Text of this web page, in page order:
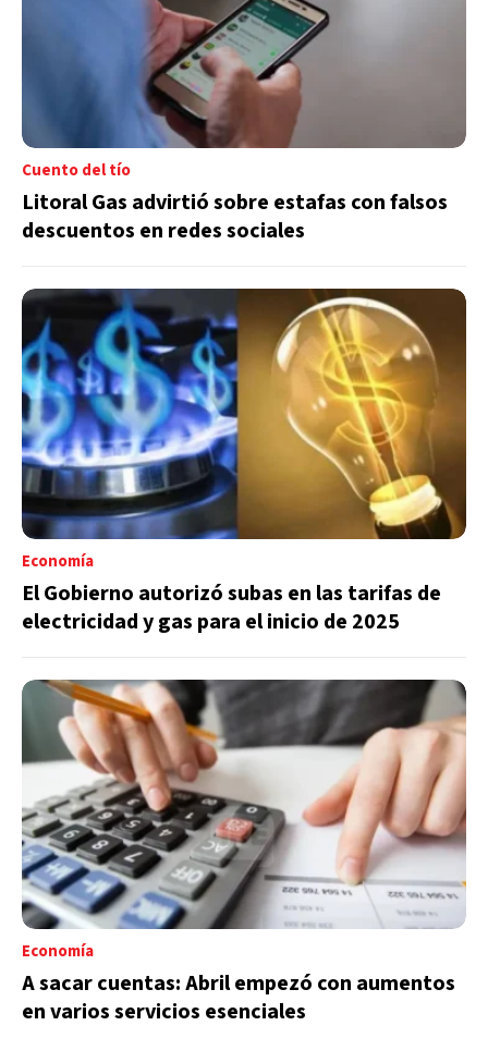
Cuento del tío
Litoral Gas advirtió sobre estafas con falsos
descuentos en redes sociales
Economía
El Gobierno autorizó subas en las tarifas de
electricidad y gas para el inicio de 2025
Economía
A sacar cuentas: Abril empezó con aumentos
en varios servicios esenciales